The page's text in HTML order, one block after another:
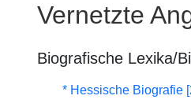
Vernetzte
Biografische Lexika/
* Hessische Biografie